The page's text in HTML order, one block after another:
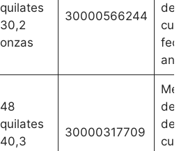
quilates
30,2
onzas
30000566244
de
fecha
48
quilates
40,3
30000317709
del 2
de